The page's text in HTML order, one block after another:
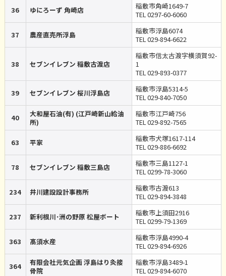
36 ゆにろーず 角崎店
稲敷市角崎1649-7
TEL 0297-60-6060
37 農産直売所浮島
稲敷市浮島6074
TEL 029-894-6622
38 セブンイレブン 稲敷古渡店
稲敷市信太古渡字横須賀92-
1
TEL 029-893-0377
39 セブンイレブン 桜川浮島店
稲敷市浮島5314-5
TEL 029-840-7050
40
大和屋石油(有) (江戸崎新山給油
所)
稲敷市江戸崎756
TEL 029-892-7565
63 平家
稲敷市犬塚1617-114
TEL 029-886-6692
78 セブンイレブン 稲敷三島店
稲敷市三島1127-1
TEL 0299-78-3060
234 井川建設設計事務所
稲敷市古渡613
TEL 029-894-3848
237 新利根川･洲の野原 松屋ボート
稲敷市上須田2916
TEL 0299-79-1369
363 髙須水産
稲敷市浮島4990-4
TEL 029-894-6926
364
有限会社元気企画 浮島はり灸接
骨院
稲敷市浮島3489-1
TEL 029-894-6070